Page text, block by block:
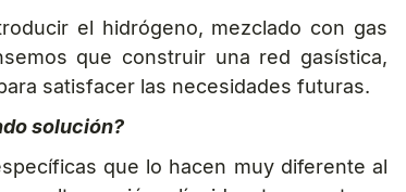
el hidrógeno, mezclado con gas
que construir una red gasística,
satisfacer las necesidades futuras.
solución?
que lo hacen muy diferente al